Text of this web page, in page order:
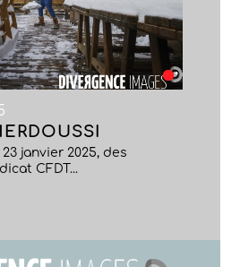
23 janvier 2025, des
CFDT...